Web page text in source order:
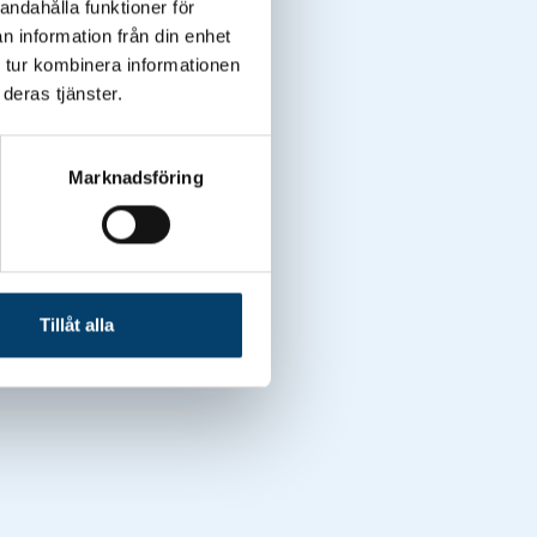
funktioner för
information från din enhet
kombinera informationen
tjänster.
Marknadsföring
Tillåt alla